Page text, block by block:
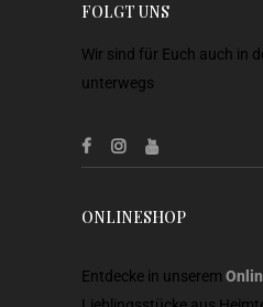
FOLGT UNS
Wir sind für Euch auch in
unterwegs
ONLINESHOP
Entdecke in unserem